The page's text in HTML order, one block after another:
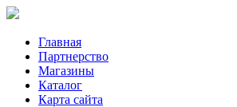
Главная
Партнерство
Магазины
Каталог
Карта сайта